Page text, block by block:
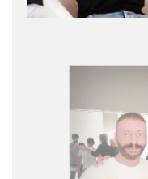
I Direttori della
Tassinari e Andrea